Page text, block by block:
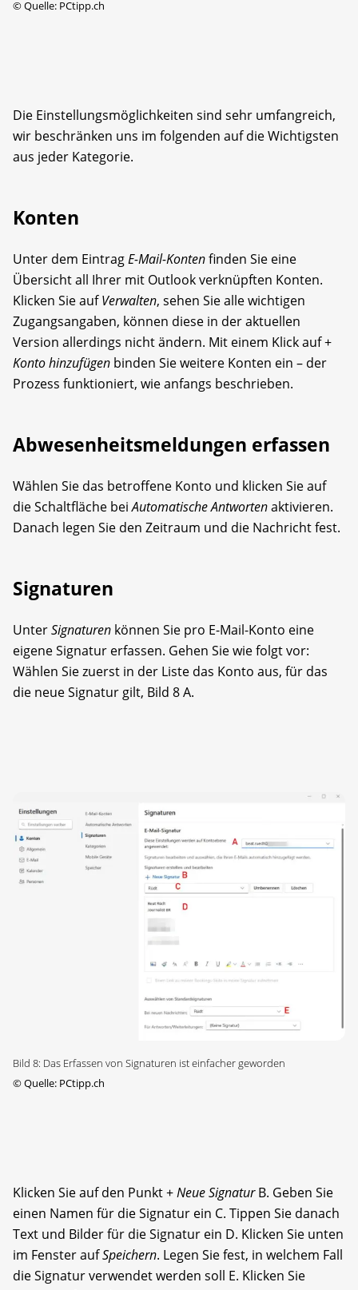
©Quelle: PCtipp.ch
Die Einstellungsmöglichkeiten sind sehr umfangreich,
wir beschränken uns im folgenden auf die Wichtigsten
aus jeder Kategorie.
Konten
Unter dem EintragE-Mail-Kontenfinden Sie eine
Übersicht all Ihrer mit Outlook verknüpften Konten.
Klicken Sie aufVerwalten, sehen Sie alle wichtigen
Zugangsangaben, können diese in der aktuellen
Version allerdings nicht ändern. Mit einem Klick auf +
Konto hinzufügen binden Sie weitere Konten ein – der
Prozess funktioniert, wie anfangs beschrieben.
Abwesenheitsmeldungen erfassen
Wählen Sie das betroffene Konto und klicken Sie auf
die Schaltfläche beiAutomatische Antwortenaktivieren.
Danach legen Sie den Zeitraum und die Nachricht fest.
Signaturen
UnterSignaturen können Sie pro E-Mail-Konto eine
eigene Signatur erfassen. Gehen Sie wie folgt vor:
Wählen Sie zuerst in der Liste das Konto aus, für das
die neue Signatur gilt, Bild 8 A.
Bild 8: Das Erfassen von Signaturen ist einfacher geworden
©Quelle: PCtipp.ch
Klicken Sie auf den Punkt +Neue SignaturB. Geben Sie
einen Namen für die Signatur ein C. Tippen Sie danach
Text und Bilder für die Signatur ein D. Klicken Sie unten
im Fenster aufSpeichern. Legen Sie fest, in welchem Fall
die Signatur verwendet werden soll E. Klicken Sie